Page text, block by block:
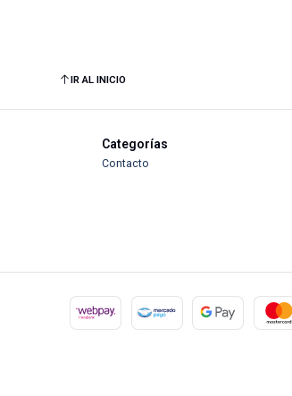
IR AL INICIO
Categorías
Contacto